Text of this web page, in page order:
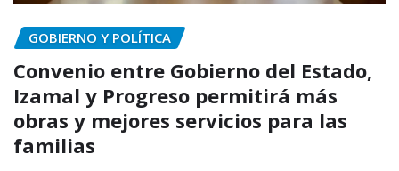
GOBIERNO Y POLÍTICA
Convenio entre Gobierno del Estado,
Izamal y Progreso permitirá más
obras y mejores servicios para las
familias